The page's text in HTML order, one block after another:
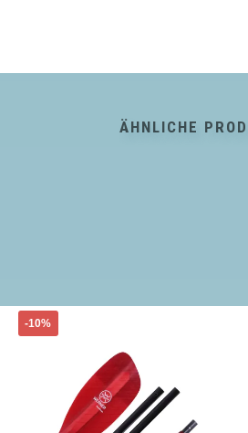
ÄHNLICHE
-10%
Dieses
Produkt